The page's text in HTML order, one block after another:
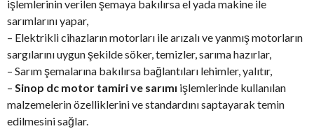
işlemlerinin verilen şemaya bakılırsa el yada makine ile
sarımlarını yapar,
– Elektrikli cihazların motorları ile arızalı ve yanmış motorların
sargılarını uygun şekilde söker, temizler, sarıma hazırlar,
– Sarım şemalarına bakılırsa bağlantıları lehimler, yalıtır,
– Sinop dc motor tamiri ve sarımı işlemlerinde kullanılan
malzemelerin özelliklerini ve standardını saptayarak temin
edilmesini sağlar.